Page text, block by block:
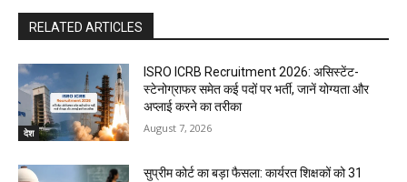
RELATED ARTICLES
देश
ISRO ICRB Recruitment 2026: असिस्टेंट-
स्टेनोग्राफर समेत कई पदों पर भर्ती, जानें योग्यता और
अप्लाई करने का तरीका
August 7, 2026
सुप्रीम कोर्ट का बड़ा फैसला: कार्यरत शिक्षकों को 31